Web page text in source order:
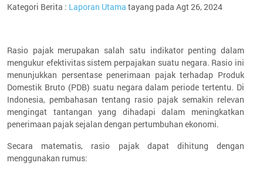
Kategori Berita : Laporan Utama tayang pada Agt 26, 2024
Rasio pajak merupakan salah satu indikator penting dalam
mengukur efektivitas sistem perpajakan suatu negara. Rasio ini
menunjukkan persentase penerimaan pajak terhadap Produk
Domestik Bruto (PDB) suatu negara dalam periode tertentu. Di
Indonesia, pembahasan tentang rasio pajak semakin relevan
mengingat tantangan yang dihadapi dalam meningkatkan
penerimaan pajak sejalan dengan pertumbuhan ekonomi.
Secara matematis, rasio pajak dapat dihitung dengan
menggunakan rumus: